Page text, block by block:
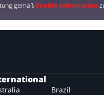
gemäßCookie Information
Brazil